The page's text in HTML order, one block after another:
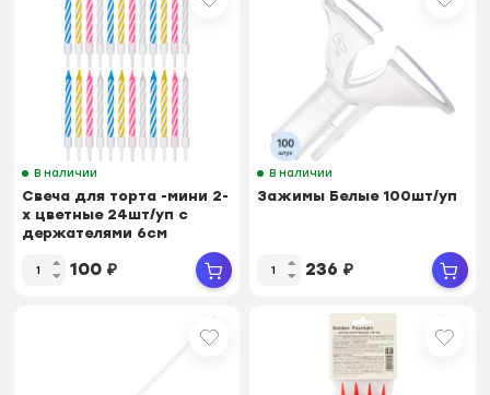
В наличии
Свеча для торта -мини 2-
х цветные 24шт/уп с
держателями 6см
100 ₽
В наличии
Зажимы Белые 100шт/уп
236 ₽